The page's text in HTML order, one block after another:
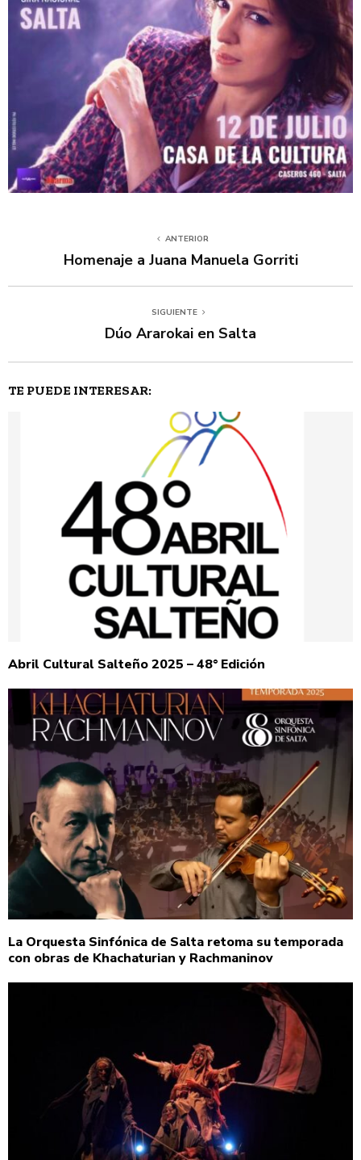
ANTERIOR
Homenaje a Juana Manuela Gorriti
SIGUIENTE
Dúo Ararokai en Salta
TE PUEDE INTERESAR:
Abril Cultural Salteño 2025 – 48° Edición
La Orquesta Sinfónica de Salta retoma su temporada
con obras de Khachaturian y Rachmaninov